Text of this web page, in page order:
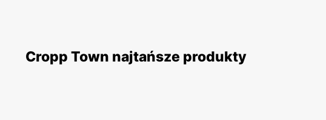
Cropp Town najtańsze produkty